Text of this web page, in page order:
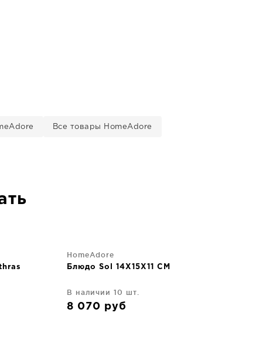
Все товары HomeAdore
HomeAdore
Блюдо Sol 14X15X11 CM
В наличии 10 шт.
8 070 руб